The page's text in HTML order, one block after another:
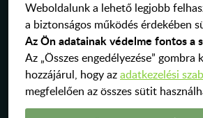
Weboldalunk a lehető legjobb
a biztonságos működés érdekében
Az Ön adatainak védelme fontos a
Az „Összes engedélyezése” gombra
hozzájárul, hogy az adatkezelési
megfelelően az összes sütit
MYACCOUNT RENDSZER
OKTATÁSI
KAPCSOLAT